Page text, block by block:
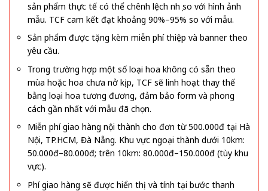
sản phẩm thực tế có thể chênh lệch nhẹ so với hình ảnh
mẫu. TCF cam kết đạt khoảng 90%–95% so với mẫu.
Sản phẩm được tặng kèm miễn phí thiệp và banner theo
yêu cầu.
Trong trường hợp một số loại hoa không có sẵn theo
mùa hoặc hoa chưa nở kịp, TCF sẽ linh hoạt thay thế
bằng loại hoa tương đương, đảm bảo form và phong
cách gần nhất với mẫu đã chọn.
Miễn phí giao hàng nội thành cho đơn từ 500.000đ tại Hà
Nội, TP.HCM, Đà Nẵng. Khu vực ngoại thành dưới 10km:
50.000đ–80.000đ; trên 10km: 80.000đ–150.000đ (tùy khu
vực).
Phí giao hàng sẽ được hiển thị và tính tại bước thanh